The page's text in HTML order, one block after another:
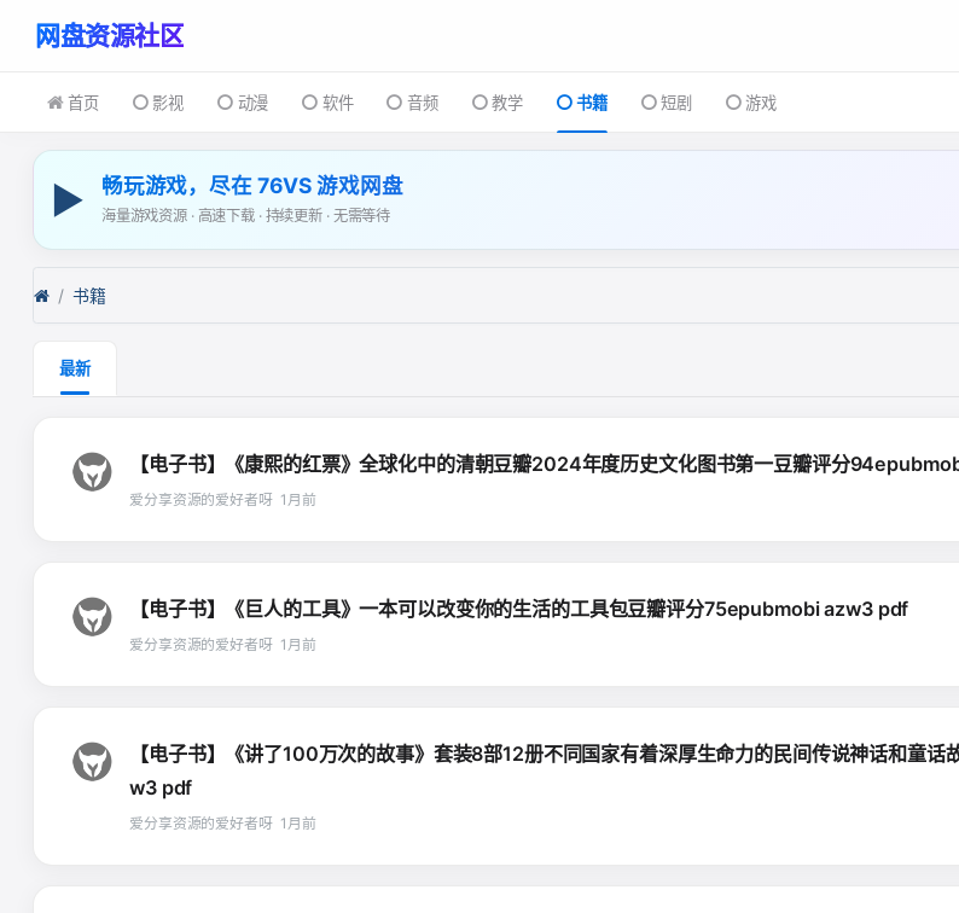
首页 影视 动漫 软件 音频 教学 书籍 短剧 游戏
▶ 畅玩游戏，尽在 76VS 游戏网盘
海量游戏资源 · 高速下载 · 持续更新 · 无需等待
书籍
最新
【电子书】《康熙的红票》全球化中的清朝豆瓣2024年度历史文化图书第一豆瓣评分
爱分享资源的爱好者呀 1月前
【电子书】《巨人的工具》一本可以改变你的生活的工具包豆瓣评分75epubmobi azw3 pdf
爱分享资源的爱好者呀 1月前
【电子书】《讲了100万次的故事》套装8部12册不同国家有着深厚生命力的民间传说神话和童
w3 pdf
爱分享资源的爱好者呀 1月前